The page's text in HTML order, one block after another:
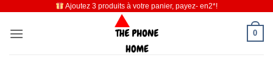
contenu
Ajoutez 3 produits à votre panier, payez- en2*!
0